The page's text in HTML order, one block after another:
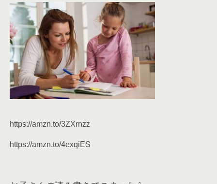
https://amzn.to/3ZXrnzz
https://amzn.to/4exqiES